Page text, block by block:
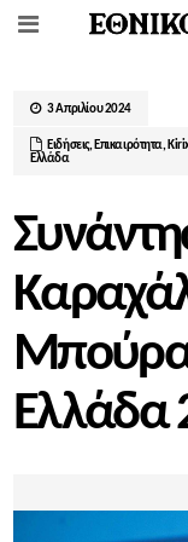
3 Απριλίου 2024
Ειδήσεις, Επικαιρότητα,
Ελλάδα
Μπούρα
Ελλάδα